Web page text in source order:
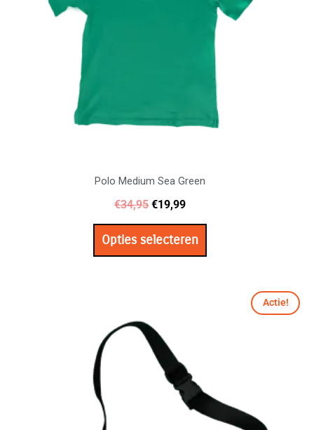
Polo Medium Sea Green
€34,95 €19,99
Opties selecteren
kan
gekozen
worden
op
de
productpagina
Actie!
€24,95.